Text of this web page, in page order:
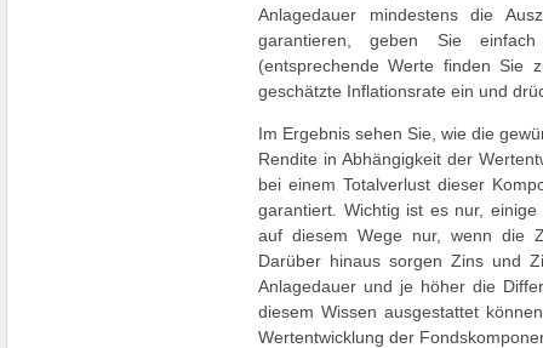
Anlagedauer mindestens die
garantieren, geben Sie einfach
(entsprechende Werte finden Sie
geschätzte Inflationsrate ein und
Im Ergebnis sehen Sie, wie die
Rendite in Abhängigkeit der
bei einem Totalverlust dieser
garantiert. Wichtig ist es nur,
auf diesem Wege nur, wenn die
Darüber hinaus sorgen Zins und
Anlagedauer und je höher die
diesem Wissen ausgestattet
Wertentwicklung der